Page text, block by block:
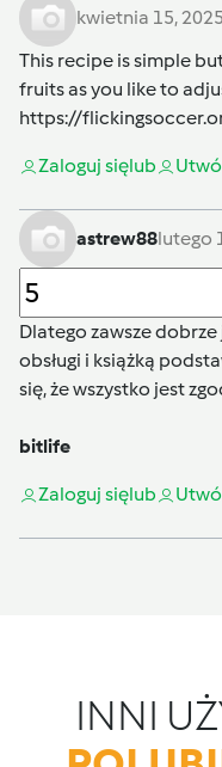
kwietnia 15,
This recipe is simple
fruits as you like to
https://
Zaloguj sięlub
astrew88lutego
Dlatego zawsze
obsługi i książką
się, że wszystko jest
bitlife
Zaloguj sięlub
INNI